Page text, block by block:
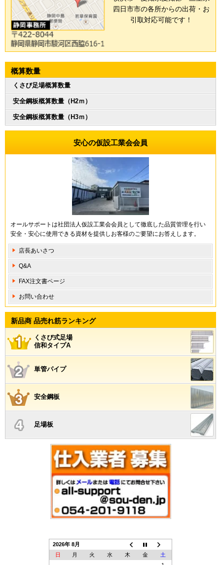
四日市市の各所からの出荷・お
引取対応可能です！
概算数量
くさび足場概算数量
安全鋼板概算数量（H2ｍ）
安全鋼板概算数量（H3ｍ）
安心の仮設工業会会員
オールサポートは社団法人仮設工業会会員として徹底した品質管理を行い
安全・安心に使用できる資材を提供しお客様のご要望にお答えします。
店長あいさつ
Q&A
FAX注文書ページ
お問い合わせ
新品商 品売れ筋ランキング
くさび式足場
信和タイプA
単管パイプ
安全鋼板
足場板
2026年 8月
日
月 火 水 木 金
土